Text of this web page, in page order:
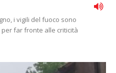
i vigili del fuoco sono
far fronte alle criticità